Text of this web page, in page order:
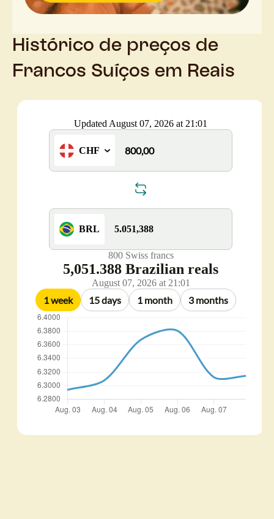
Histórico de preços de
Francos Suíços em Reais